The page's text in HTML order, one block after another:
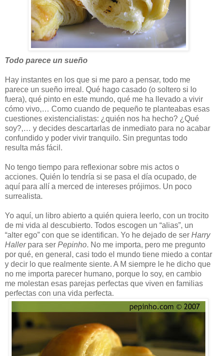
Todo parece un sueño
Hay instantes en los que si me paro a pensar, todo me
parece un sueño irreal. Qué hago casado (o soltero si lo
fuera), qué pinto en este mundo, qué me ha llevado a vivir
cómo vivo,… Como cuando de pequeño te planteabas esas
cuestiones existencialistas: ¿quién nos ha hecho? ¿Qué
soy?,… y decides descartarlas de inmediato para no acabar
confundido y poder vivir tranquilo. Sin preguntas todo
resulta más fácil.
No tengo tiempo para reflexionar sobre mis actos o
acciones. Quién lo tendría si se pasa el día ocupado, de
aquí para allí a merced de intereses prójimos. Un poco
surrealista.
Yo aquí, un libro abierto a quién quiera leerlo, con un trocito
de mi vida al descubierto. Todos escogen un “alias”, un
“alter ego” con que se identifican. Yo he dejado de ser Harry
Hallerpara ser Pepinho. No me importa, pero me pregunto
por qué, en general, casi todo el mundo tiene miedo a contar
y decir lo que realmente siente. A M siempre le he dicho que
no me importa parecer humano, porque lo soy, en cambio
me molestan esas parejas perfectas que viven en familias
perfectas con una vida perfecta.